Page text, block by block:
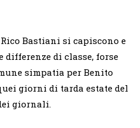
Bastiani si capiscono e
di classe, forse
simpatia per Benito
giorni di tarda estate del
giornali.